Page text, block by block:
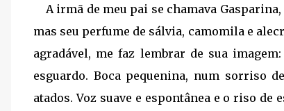
A irmã de meu pai se chamava
mas seu perfume de sálvia, camomila e
agradável, me faz lembrar de sua imagem:
esguardo. Boca pequenina, num sorriso
atados. Voz suave e espontânea e o riso